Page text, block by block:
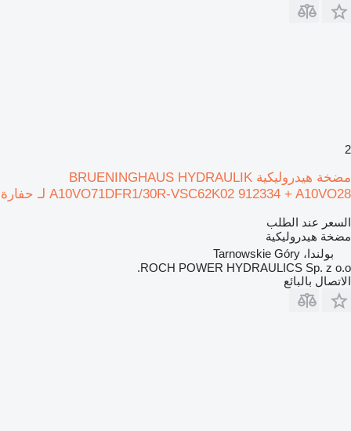
2
مضخة هيدروليكية BRUENINGHAUS HYDRAULIK
A10VO71DFR1/30R-VSC62K02 912334 + A10VO28 لـ حفارة
السعر عند الطلب
مضخة هيدروليكية
بولندا، Tarnowskie Góry
ROCH POWER HYDRAULICS Sp. z o.o.
الاتصال بالبائع